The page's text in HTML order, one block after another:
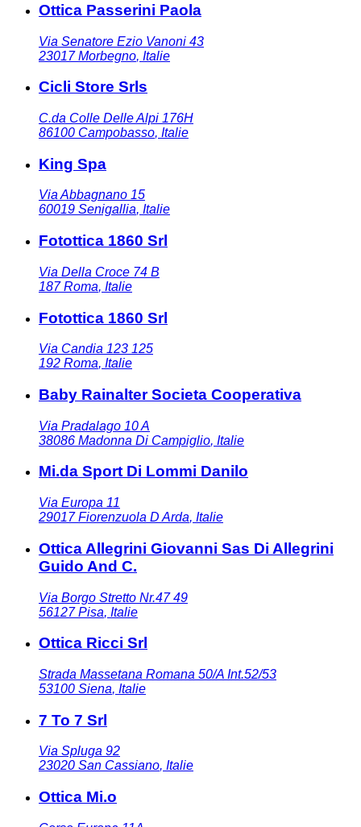
Ottica Passerini Paola
Via Senatore Ezio Vanoni 43
23017 Morbegno, Italie
Cicli Store Srls
C.da Colle Delle Alpi 176H
86100 Campobasso, Italie
King Spa
Via Abbagnano 15
60019 Senigallia, Italie
Fotottica 1860 Srl
Via Della Croce 74 B
187 Roma, Italie
Fotottica 1860 Srl
Via Candia 123 125
192 Roma, Italie
Baby Rainalter Societa Cooperativa
Via Pradalago 10 A
38086 Madonna Di Campiglio, Italie
Mi.da Sport Di Lommi Danilo
Via Europa 11
29017 Fiorenzuola D Arda, Italie
Ottica Allegrini Giovanni Sas Di Allegrini
Guido And C.
Via Borgo Stretto Nr.47 49
56127 Pisa, Italie
Ottica Ricci Srl
Strada Massetana Romana 50/A Int.52/53
53100 Siena, Italie
7 To 7 Srl
Via Spluga 92
23020 San Cassiano, Italie
Ottica Mi.o